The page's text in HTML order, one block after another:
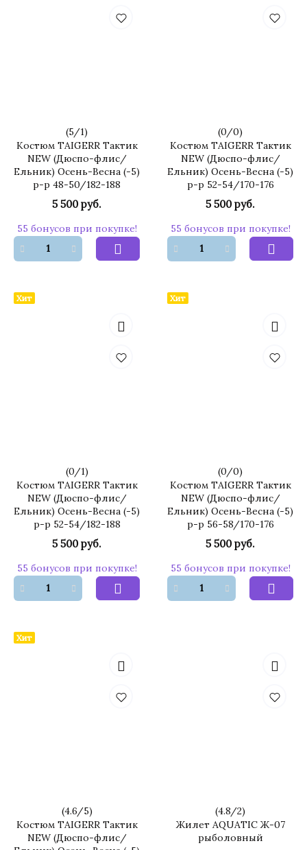
(5/1)
Костюм TAIGERR Тактик
NEW (Дюспо-флис/
Ельник) Осень-Весна (-5)
р-р 48-50/182-188
5 500 руб.
55 бонусов при покупке!
(0/0)
Костюм TAIGERR Тактик
NEW (Дюспо-флис/
Ельник) Осень-Весна (-5)
р-р 52-54/170-176
5 500 руб.
55 бонусов при покупке!
Хит
(0/1)
Костюм TAIGERR Тактик
NEW (Дюспо-флис/
Ельник) Осень-Весна (-5)
р-р 52-54/182-188
5 500 руб.
55 бонусов при покупке!
Хит
(0/0)
Костюм TAIGERR Тактик
NEW (Дюспо-флис/
Ельник) Осень-Весна (-5)
р-р 56-58/170-176
5 500 руб.
55 бонусов при покупке!
Хит
(4.6/5)
Костюм TAIGERR Тактик
NEW (Дюспо-флис/
(4.8/2)
Жилет AQUATIC Ж-07
рыболовный